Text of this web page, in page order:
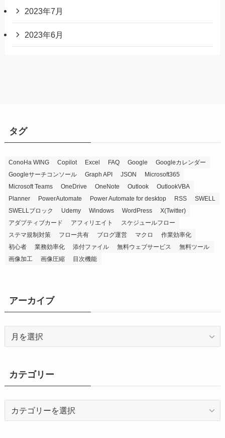
2023年7月
2023年6月
タグ
ConoHa WING Copilot Excel FAQ Google
Googleカレンダー
Googleサーチコンソール
Graph API JSON
Microsoft365
Microsoft Teams
OneDrive OneNote Outlook
OutlookVBA
Planner
PowerAutomate Power Automate for desktop RSS
SWELL
SWELLブロック
Udemy Windows WordPress
X(Twitter)
アダプティブカード
アフィリエイト
スケジュールフロー
ステマ規制対策
フロー共有 ブログ運営 マクロ
作業効率化
初心者
業務効率化 添付ファイル 無料ウェブサービス
無料ツール
画像加工
画像圧縮 目次機能
アーカイブ
ブ
カテゴリー